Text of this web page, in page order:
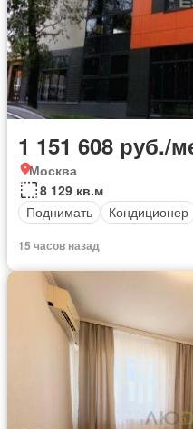
1 151 608 руб./
Москва
8 129 кв.м
Поднимать
Кондиционер
15 часов назад